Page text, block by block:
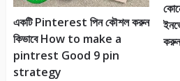
একটি Pinterest পিন কৌশল করুন
কিভাবে How to make a
pintrest Good 9 pin
strategy
করুন